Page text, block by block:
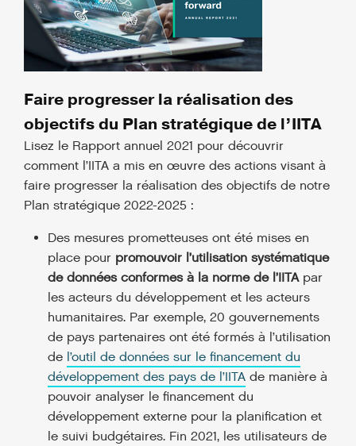
Faire progresser la réalisation des
objectifs du Plan stratégique de l’IITA
Lisez le Rapport annuel 2021 pour découvrir
comment l’IITA a mis en œuvre des actions visant à
faire progresser la réalisation des objectifs de notre
Plan stratégique 2022-2025 :
Des mesures prometteuses ont été mises en
place pour promouvoir l’utilisation systématique
de données conformes à la norme de l’IITApar
les acteurs du développement et les acteurs
humanitaires. Par exemple, 20 gouvernements
de pays partenaires ont été formés à l’utilisation
de l’outil de données sur le financement du
développement des pays de l’IITA de manière à
pouvoir analyser le financement du
développement externe pour la planification et
le suivi budgétaires. Fin 2021, les utilisateurs de